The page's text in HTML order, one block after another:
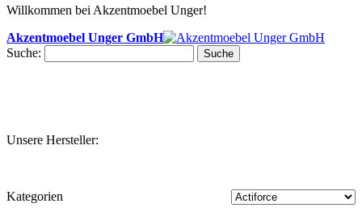
Willkommen bei Akzentmoebel Unger!
Akzentmoebel Unger GmbH
Suche:
Suche
Unsere Hersteller:
Kategorien